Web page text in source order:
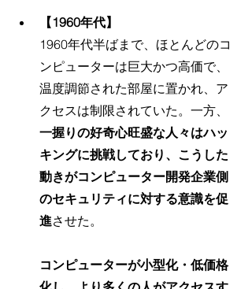
【1960年代】
1960年代半ばまで、ほとんどのコ
ンピューターは巨大かつ高価で、
温度調節された部屋に置かれ、ア
クセスは制限されていた。一方、
一握りの好奇心旺盛な人々はハッ
キングに挑戦しており、こうした
動きがコンピューター開発企業側
のセキュリティに対する意識を促
進させた。
コンピューターが小型化・低価格